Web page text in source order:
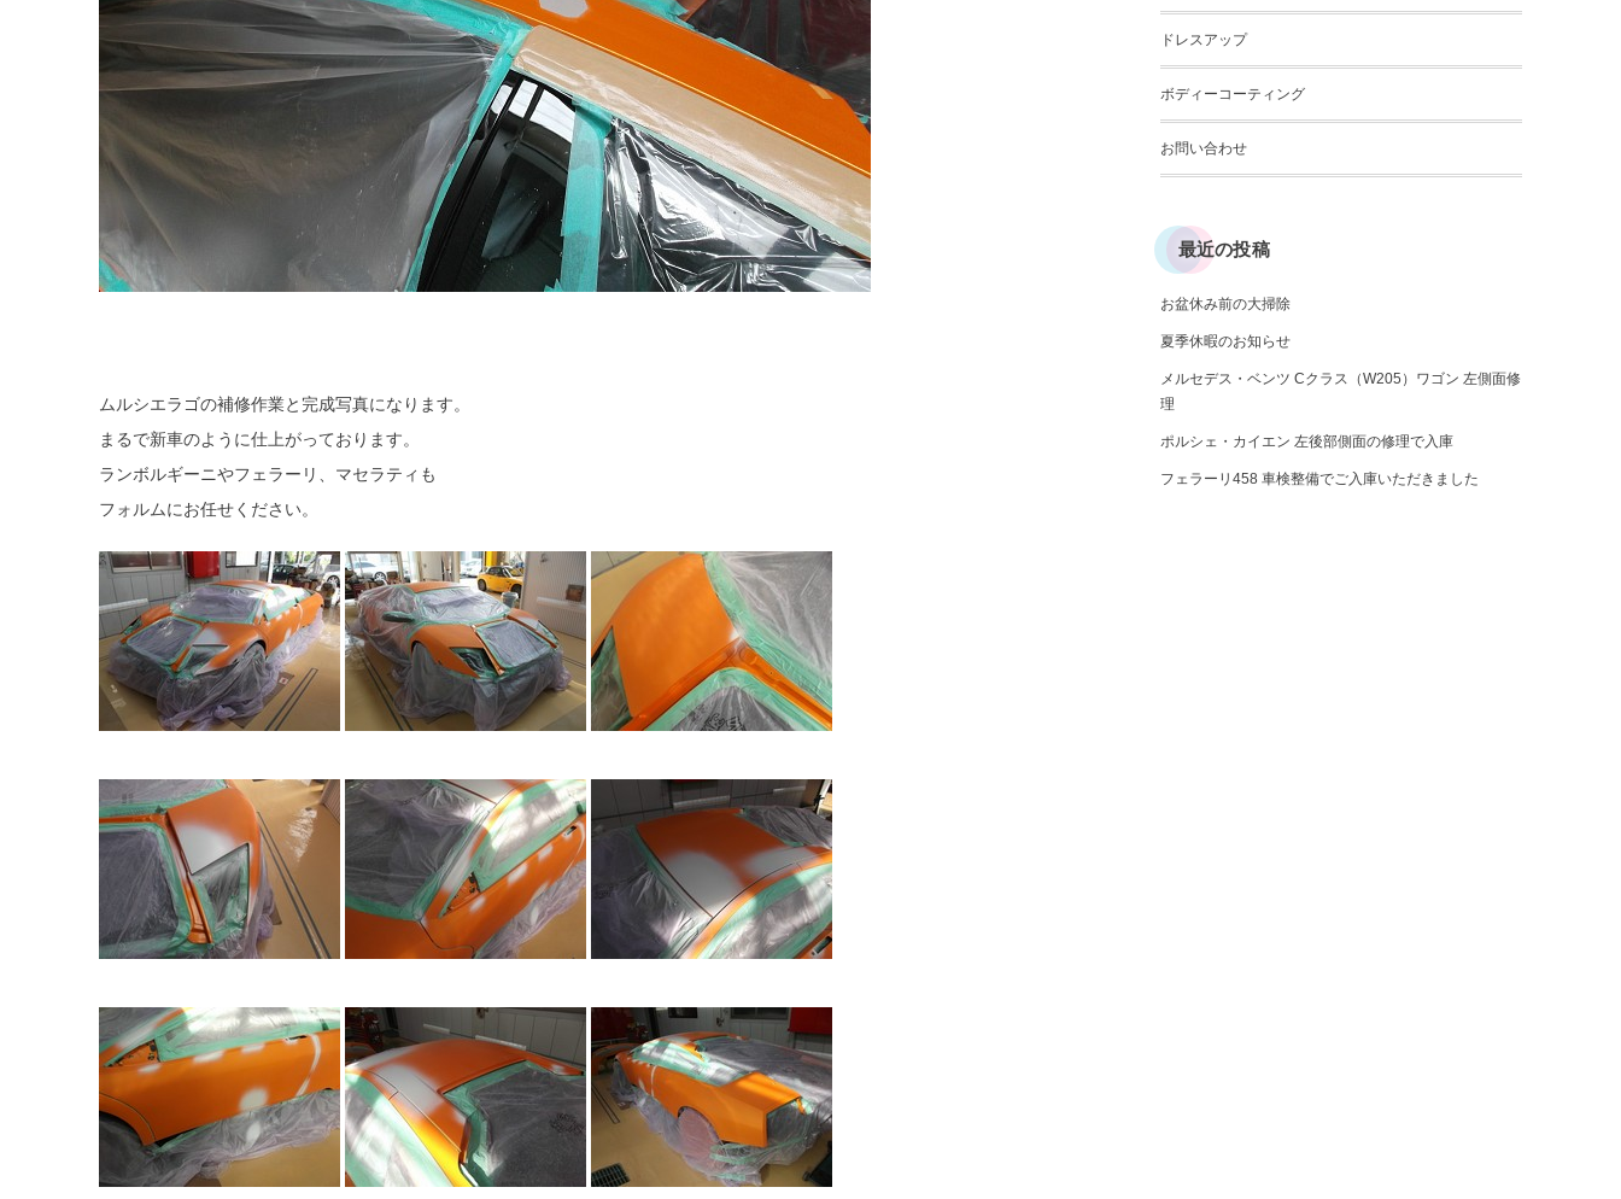
ムルシエラゴの補修作業と完成写真になります。
まるで新車のように仕上がっております。
ランボルギーニやフェラーリ、マセラティも
フォルムにお任せください。
ドレスアップ
ボディーコーティング
お問い合わせ
最近の投稿
お盆休み前の大掃除
夏季休暇のお知らせ
メルセデス・ベンツ Cクラス（W205）ワゴン 左側面修
理
ポルシェ・カイエン 左後部側面の修理で入庫
フェラーリ458 車検整備でご入庫いただきました